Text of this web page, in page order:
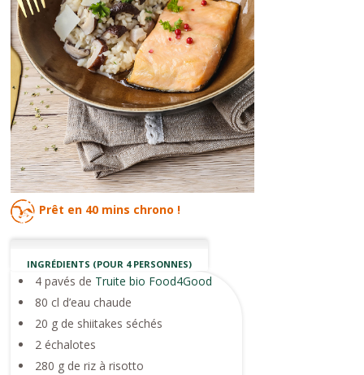
Prêt en 40 mins chrono !
INGRÉDIENTS (POUR 4 PERSONNES)
4 pavés de Truite bio Food4Good
80 cl d’eau chaude
20 g de shiitakes séchés
2 échalotes
280 g de riz à risotto